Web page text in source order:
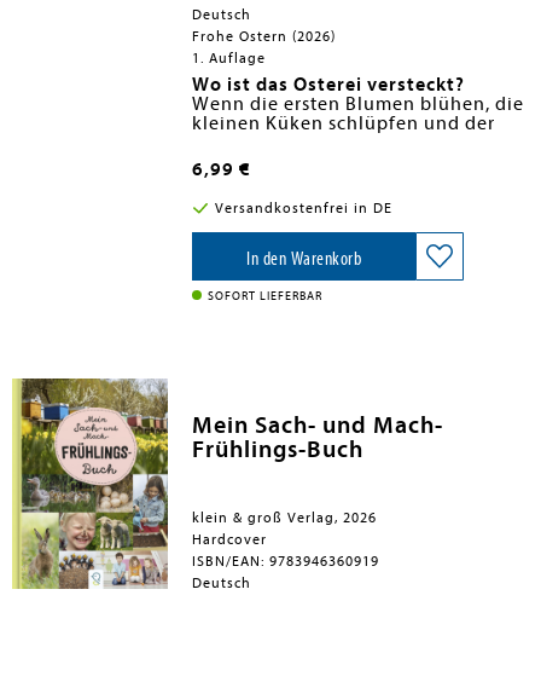
Deutsch
Frohe Ostern (2026)
1. Auflage
Wo ist das Osterei versteckt?
Wenn die ersten Blumen blühen, die
kleinen Küken schlüpfen und der
Ostern nicht mehr weit.
Wunderbares Geschenk für das
Osternest
Dieses farbenfroh illustrierte
Büchlein zeigt erste farbenfrohe
Bilder rund um die Frühlings- und
Osterzeit für die Kleinsten ab 12
Monaten.
Vom Osterhasen empfohlen:
lustige, detailreich illustrierte
Szenen rund um Frühling und
für ersten Osterspaß
Geprüfte Qualität:Das Buch
unterliegt strengen
nach europäischer
Spielzeugsicherheitsrichtlinie
6,99 €
Versandkostenfrei in DE
In den Warenkorb
SOFORT LIEFERBAR
Mein Sach- und Mach-
Frühlings-Buch
klein & groß Verlag, 2026
Hardcover
ISBN/EAN: 9783946360919
Deutsch